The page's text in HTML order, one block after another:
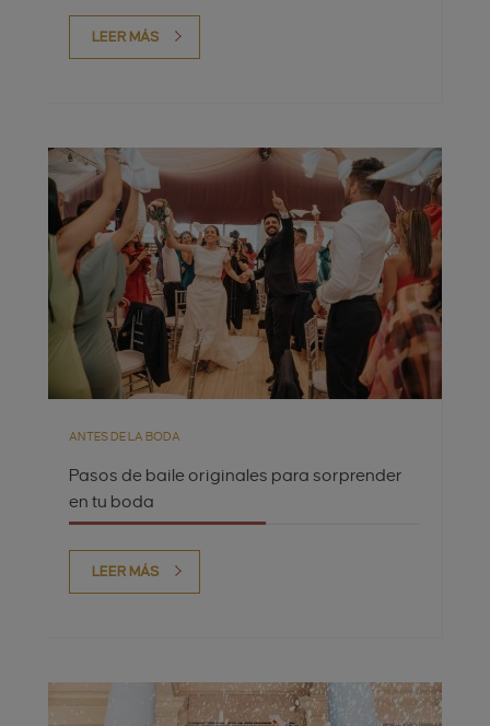
LEER MÁS
ANTES DE LA BODA
Pasos de baile originales para sorprender
en tu boda
LEER MÁS